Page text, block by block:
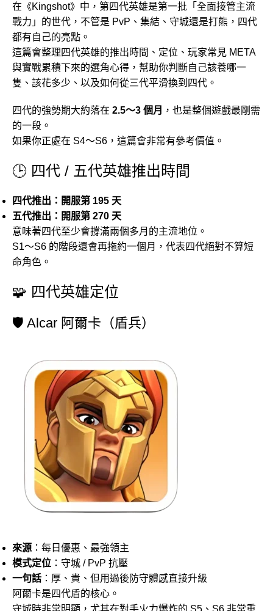
在《Kingshot》中，第四代英雄是第一批「全面接管主流
戰力」的世代，不管是 PvP、集結、守城還是打熊，四代
都有自己的亮點。
這篇會整理四代英雄的推出時間、定位、玩家常見 META
與實戰累積下來的選角心得，幫助你判斷自己該養哪一
隻、該花多少、以及如何從三代平滑換到四代。
四代的強勢期大約落在 2.5～3 個月 ，也是整個遊戲最剛需
的一段。
如果你正處在 S4～S6，這篇會非常有參考價值。
🕒 四代 / 五代英雄推出時間
四代推出：開服第 195 天
五代推出：開服第 270 天
意味著四代至少會撐滿兩個多月的主流地位。
S1～S6 的階段還會再拖約一個月，代表四代絕對不算短
命角色。
🧩 四代英雄定位
🛡️ Alcar 阿爾卡（盾兵）
來源 ：每日優惠、最強領主
模式定位 ：守城 / PvP 抗壓
一句話 ：厚、貴、但用過後防守體感直接升級
阿爾卡是四代盾的核心。
守城時非常明顯，尤其在對手火力爆炸的 S5、S6 非常重